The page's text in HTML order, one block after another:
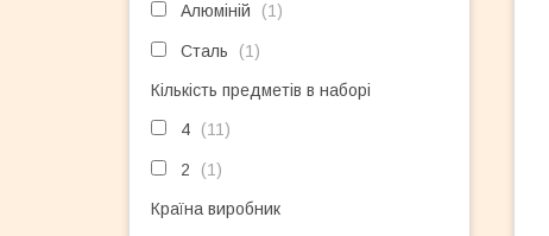
Алюміній 1
Сталь 1
Кількість предметів в наборі
4 11
2 1
Країна виробник